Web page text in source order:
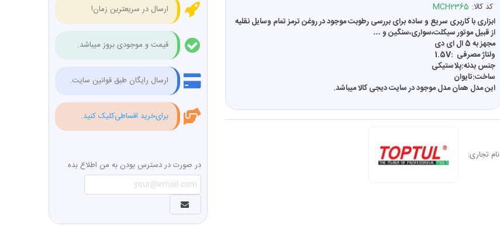
کد کالا: MCH2365
ابزاری با کاربری سریع و ساده برای بررسی رطوبت موجود در روغن ترمز تمام وسایل نقلیه
از قبیل موتور سیکلت،سواری،سنگین و …
مجهز به 5 ال ای دی
ولتاژ مصرفی :1.5V
جنس بدنه:پلاستیکی
ساخت:تایوان
این مدل همان مدل موجود در سایت دیجی کالا میباشد.
نام تجاری:
ارسال در سریعترین زمان!
قیمت و موجودی بروز میباشد.
ارسال رایگان طبق قوانین سایت.
برای‌خرید اقساطی‌کلیک کنید.
در صورت در دسترس بودن به من اطلاع بده